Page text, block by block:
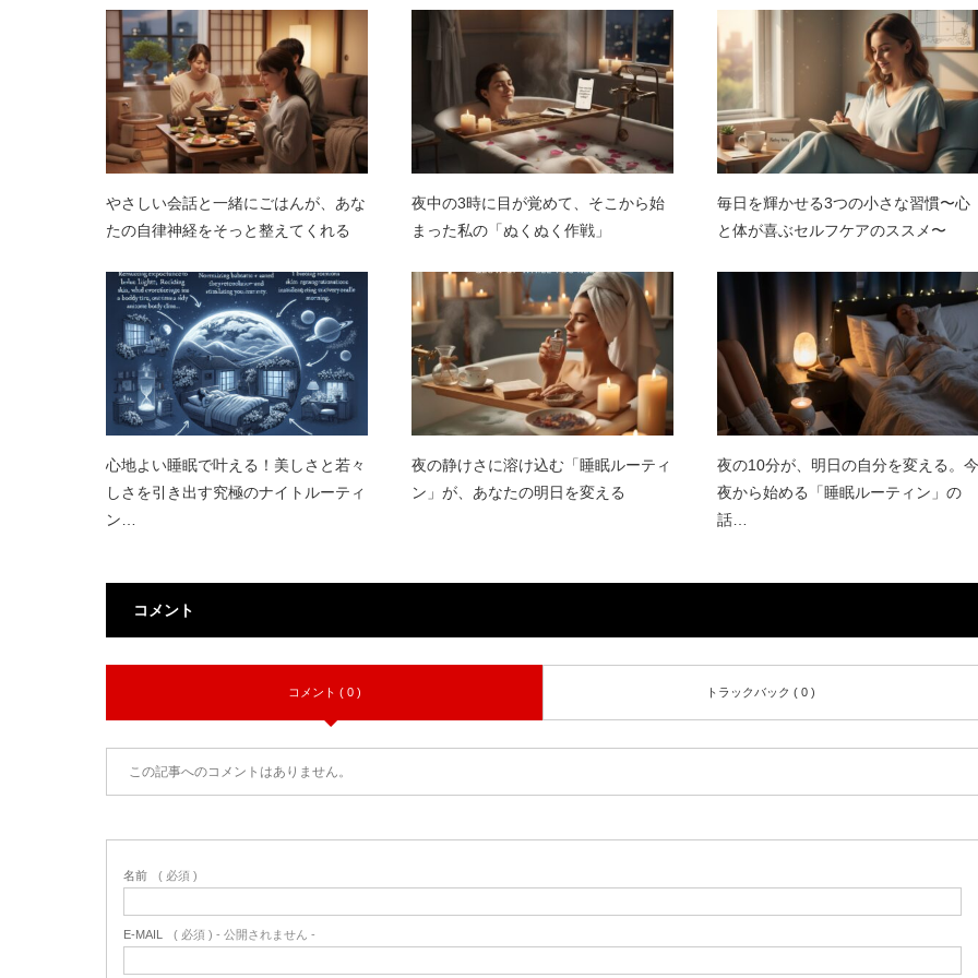
やさしい会話と一緒にごはんが、あな
たの自律神経をそっと整えてくれる
夜中の3時に目が覚めて、そこから始
まった私の「ぬくぬく作戦」
毎日を輝かせる3つの小さな習慣〜心
と体が喜ぶセルフケアのススメ〜
心地よい睡眠で叶える！美しさと若々
しさを引き出す究極のナイトルーティ
ン…
夜の静けさに溶け込む「睡眠ルーティ
ン」が、あなたの明日を変える
夜の10分が、明日の自分を変える。今
夜から始める「睡眠ルーティン」の
話…
コメント
コメント ( 0 ) トラックバック ( 0 )
この記事へのコメントはありません。
名前 ( 必須 )
E-MAIL ( 必須 ) - 公開されません -